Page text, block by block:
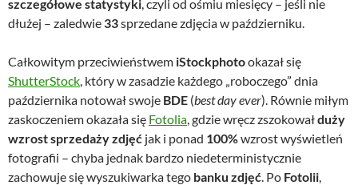
szczegółowe statystyki, czyli od ośmiu miesięcy – jeśli nie
dłużej – zaledwie 33sprzedane zdjęcia w październiku.
Całkowitym przeciwieństwem iStockphotookazał się
ShutterStock, który w zasadzie każdego „roboczego” dnia
października notował swoje BDE (best day ever). Równie miłym
zaskoczeniem okazała się Fotolia, gdzie wręcz zszokowałduży
wzrost sprzedaży zdjęć jak i ponad 100%wzrost wyświetleń
fotografii – chyba jednak bardzo niedeterministycznie
zachowuje się wyszukiwarka tego banku zdjęć. Po Fotolii,